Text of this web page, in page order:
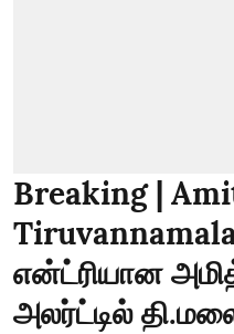
Breaking |
என்ட்ரியான
அலர்ட்டில்